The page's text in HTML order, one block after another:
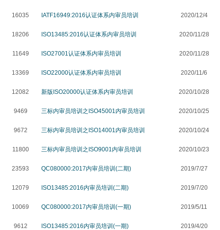
16035 IATF16949:2016认证体系内审员培训 2020/12/4
18206 ISO13485:2016认证体系内审员培训 2020/11/28
11649 ISO27001认证体系内审员培训 2020/11/28
13369 ISO22000认证体系内审员培训 2020/11/6
12082 新版ISO20000认证体系内审员培训 2020/10/28
9469 三标内审员培训之ISO45001内审员培训 2020/10/25
9672 三标内审员培训之ISO14001内审员培训 2020/10/24
11800 三标内审员培训之ISO9001内审员培训 2020/10/23
23593 QC080000:2017内审员培训(二期) 2019/7/27
12079 ISO13485:2016内审员培训(二期) 2019/7/20
10069 QC080000:2017内审员培训(一期) 2019/5/11
9612 ISO13485:2016内审员培训(一期) 2019/4/20